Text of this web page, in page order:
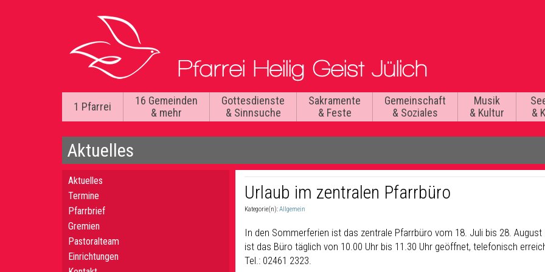
1 Pfarrei
16 Gemeinden
& mehr
Gottesdienste
& Sinnsuche
Sakramente
& Feste
Gemeinschaft
& Soziales
Musik
& Kultur
&
Aktuelles
Urlaub im zentralen Pfarrbüro
Kategorie(n):Allgemein
In den Sommerferien ist das zentrale Pfarrbüro vom 18. Juli bis 28.
ist das Büro täglich von 10.00 Uhr bis 11.30 Uhr geöffnet, telefonisch
Tel.: 02461 2323.
Aktuelles
Termine
Pfarrbrief
Gremien
Pastoralteam
Einrichtungen